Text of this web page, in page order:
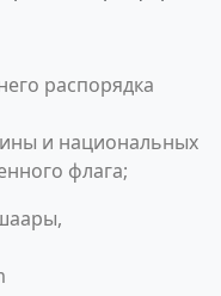
распорядка
и национальных
флага;